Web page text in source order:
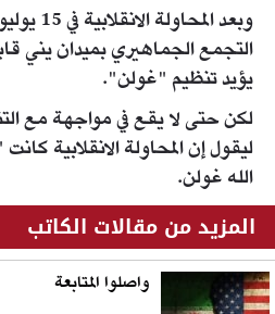
وبعد
التجمع الجماهيري بميدان يني
يؤيد تنظيم "غولن".
لكن حتى لا يقع في مواجهة مع
ليقول إن المحاولة الانقلابية
الله غولن.
المزيد من مقالات الكاتب
واصلوا المتابعة